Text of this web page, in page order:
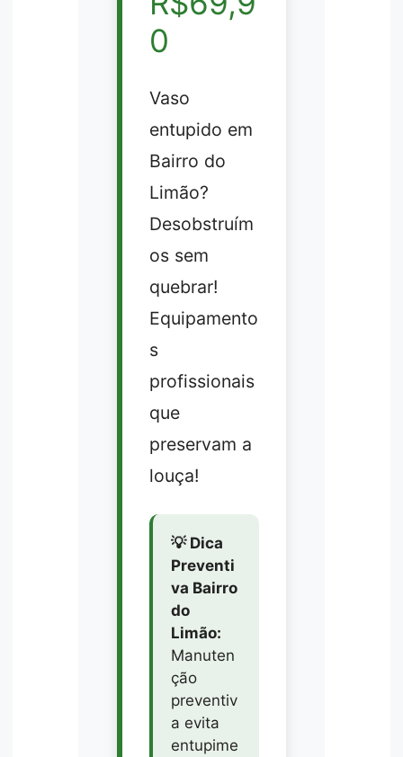
0
Vaso
entupido em
Bairro do
Limão?
Desobstruím
os sem
quebrar!
Equipamento
s
profissionais
que
preservam a
louça!
💡 Dica
Preventi
va Bairro
do
Limão:
Manuten
ção
preventiv
a evita
entupime